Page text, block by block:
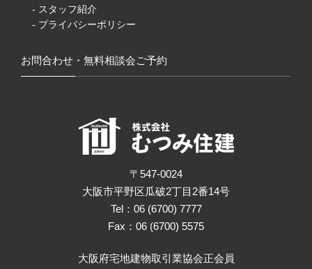
- スタッフ紹介
- プライバシーポリシー
お問合わせ・無料相談会ご予約
〒547-0024
大阪市平野区瓜破2丁目2番14号
Tel：06 (6700) 7777
Fax：06 (6700) 5575
大阪府宅地建物取引業協会正会員